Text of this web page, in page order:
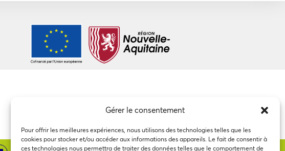
Gérer le consentement
Pour offrir les meilleures expériences, nous utilisons des technologies telles que les
cookies pour stocker et/ou accéder aux informations des appareils. Le fait de consentir à
ces technologies nous permettra de traiter des données telles que le comportement de